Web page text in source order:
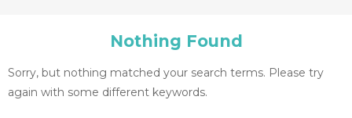
Nothing Found
Sorry, but nothing matched your search terms. Please try
again with some different keywords.